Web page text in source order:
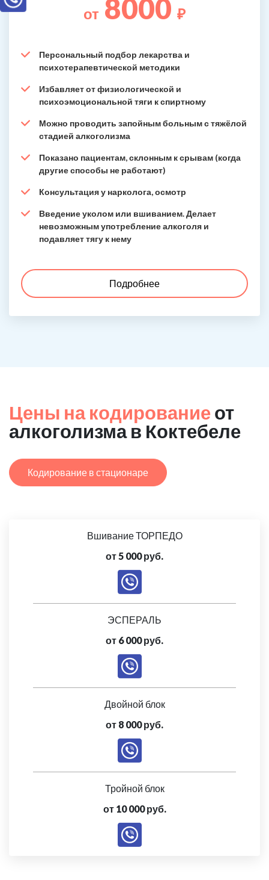
от 8000 ₽
Персональный подбор лекарства и
психотерапевтической методики
Избавляет от физиологической и
психоэмоциональной тяги к спиртному
Можно проводить запойным больным с тяжёлой
стадией алкоголизма
Показано пациентам, склонным к срывам (когда
другие способы не работают)
Консультация у нарколога, осмотр
Введение уколом или вшиванием. Делает
невозможным употребление алкоголя и
подавляет тягу к нему
Подробнее
Цены на кодирование от
алкоголизма в Коктебеле
Кодирование в стационаре
Вшивание ТОРПЕДО
от 5 000 руб.
ЭСПЕРАЛЬ
от 6 000 руб.
Двойной блок
от 8 000 руб.
Тройной блок
от 10 000 руб.